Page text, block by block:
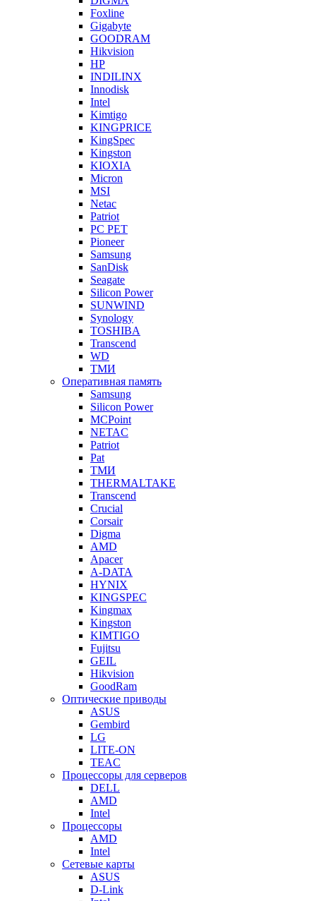
Foxline
Gigabyte
GOODRAM
Hikvision
HP
INDILINX
Innodisk
Intel
Kimtigo
KINGPRICE
KingSpec
Kingston
KIOXIA
Micron
MSI
Netac
Patriot
PC PET
Pioneer
Samsung
SanDisk
Seagate
Silicon Power
SUNWIND
Synology
TOSHIBA
Transcend
WD
ТМИ
Оперативная память
Samsung
Silicon Power
MCPoint
NETAC
Patriot
Pat
ТМИ
THERMALTAKE
Transcend
Crucial
Corsair
Digma
AMD
Apacer
A-DATA
HYNIX
KINGSPEC
Kingmax
Kingston
KIMTIGO
Fujitsu
GEIL
Hikvision
GoodRam
Оптические приводы
ASUS
Gembird
LG
LITE-ON
TEAC
Процессоры для серверов
DELL
AMD
Intel
Процессоры
AMD
Intel
Сетевые карты
ASUS
D-Link